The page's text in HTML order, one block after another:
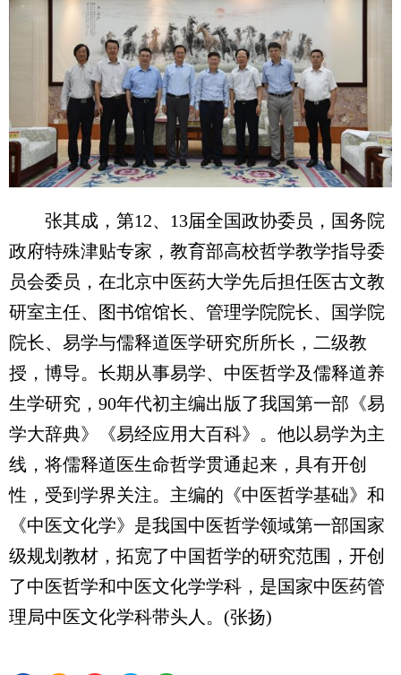
张其成，第12、13届全国政协委员，国务院
政府特殊津贴专家，教育部高校哲学教学指导委
员会委员，在北京中医药大学先后担任医古文教
研室主任、图书馆馆长、管理学院院长、国学院
院长、易学与儒释道医学研究所所长，二级教
授，博导。长期从事易学、中医哲学及儒释道养
生学研究，90年代初主编出版了我国第一部《易
学大辞典》《易经应用大百科》。他以易学为主
线，将儒释道医生命哲学贯通起来，具有开创
性，受到学界关注。主编的《中医哲学基础》和
《中医文化学》是我国中医哲学领域第一部国家
级规划教材，拓宽了中国哲学的研究范围，开创
了中医哲学和中医文化学学科，是国家中医药管
理局中医文化学科带头人。(张扬)